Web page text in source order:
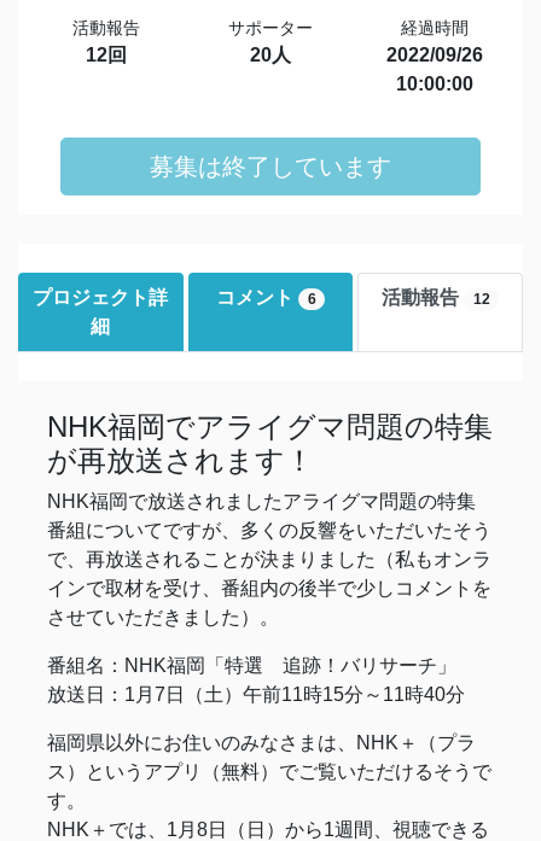
活動報告
12回
サポーター
20人
経過時間
2022/09/26
10:00:00
募集は終了しています
プロジェクト詳
細
コメント 6 活動報告 12
NHK福岡でアライグマ問題の特集
が再放送されます！
NHK福岡で放送されましたアライグマ問題の特集
番組についてですが、多くの反響をいただいたそう
で、再放送されることが決まりました（私もオンラ
インで取材を受け、番組内の後半で少しコメントを
させていただきました）。
番組名：NHK福岡「特選 追跡！バリサーチ」
放送日：1月7日（土）午前11時15分～11時40分
福岡県以外にお住いのみなさまは、NHK＋（プラ
ス）というアプリ（無料）でご覧いただけるそうで
す。
NHK＋では、1月8日（日）から1週間、視聴できる